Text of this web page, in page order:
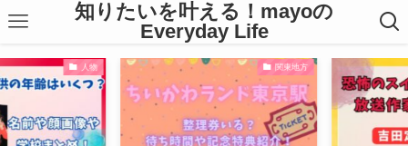
知りたいを叶える！mayoの
Everyday Life
人物 関東地方